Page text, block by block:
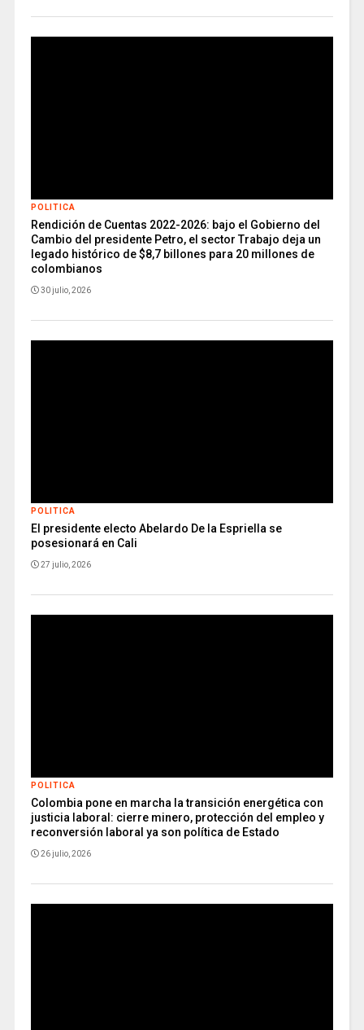
POLITICA
Rendición de Cuentas 2022-2026: bajo el Gobierno del
Cambio del presidente Petro, el sector Trabajo deja un
legado histórico de $8,7 billones para 20 millones de
colombianos
30 julio, 2026
POLITICA
El presidente electo Abelardo De la Espriella se
posesionará en Cali
27 julio, 2026
POLITICA
Colombia pone en marcha la transición energética con
justicia laboral: cierre minero, protección del empleo y
reconversión laboral ya son política de Estado
26 julio, 2026